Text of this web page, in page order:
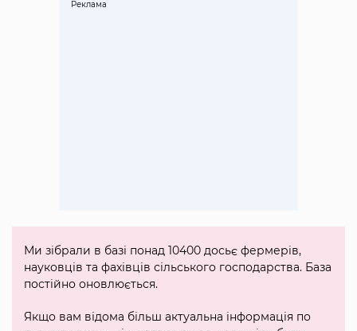
Ми зібрали в базі понад 10400 досьє фермерів,
науковців та фахівців сільського господарства. База
постійно оновлюється.
Якщо вам відома більш актуальна інформація по
Реклама